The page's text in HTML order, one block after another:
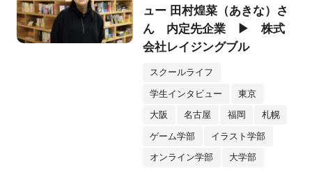
ュー 田村煌菜（あきな）さ
ん 内定先企業 ▶ 株式
会社レイジングブル
スクールライフ
学生インタビュー 東京
大阪 名古屋 福岡 札幌
ゲーム学部 イラスト学部
オンライン学部 大学部